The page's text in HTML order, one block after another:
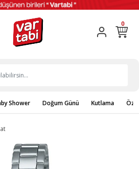
0
Shower Doğum Günü Kutlama